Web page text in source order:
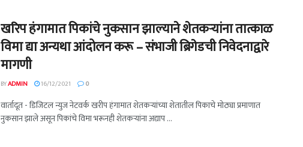
खरिप हंगामात पिकांचे नुकसान झाल्याने शेतकऱ्यांना तात्काळ
विमा द्या अन्यथा आंदोलन करू – संभाजी ब्रिगेडची निवेदनाद्वारे
मागणी
BYADMIN 16/12/2021 0
वार्तादूत - डिजिटल न्युज नेटवर्क खरीप हंगामात शेतकऱ्यांच्या शेतातील पिकाचे मोठ्या प्रमाणात
नुकसान झाले असून पिकांचे विमा भरूनही शेतकऱ्यांना अद्याप ...